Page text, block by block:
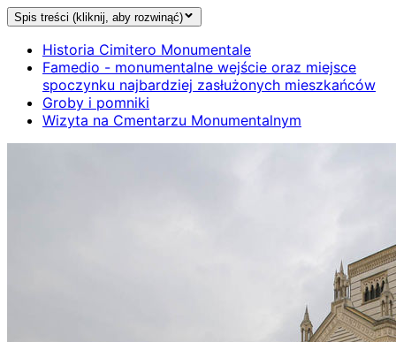
Spis treści (kliknij, aby rozwinąć)
Historia Cimitero Monumentale
Famedio - monumentalne wejście oraz miejsce
spoczynku najbardziej zasłużonych mieszkańców
Groby i pomniki
Wizyta na Cmentarzu Monumentalnym